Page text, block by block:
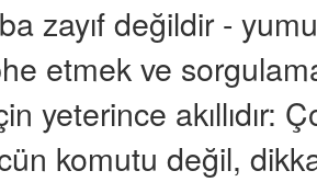
zayıf değildir -
etmek ve
yeterince akıllıdır:
komutu değil,